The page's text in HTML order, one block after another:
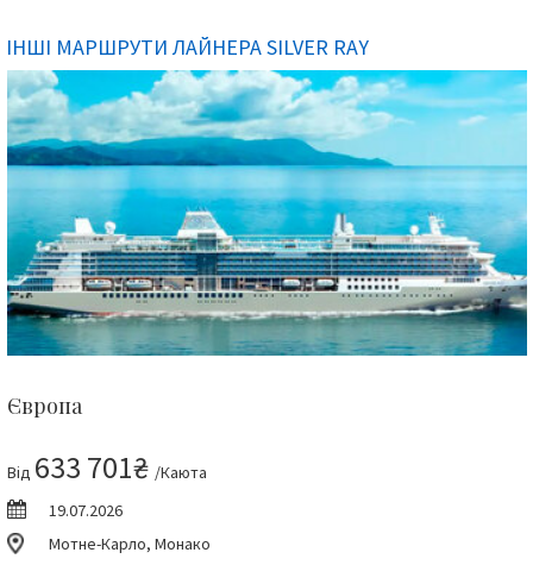
ІНШІ МАРШРУТИ ЛАЙНЕРА SILVER RAY
Європа
Від 633 701₴ /Каюта
19.07.2026
Мотне-Карло, Монако